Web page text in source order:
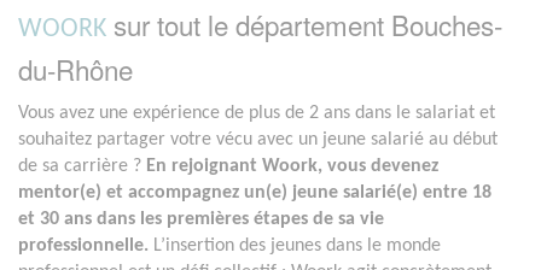
WOORK sur tout le département Bouches-
du-Rhône
Vous avez une expérience de plus de 2 ans dans le salariat et
souhaitez partager votre vécu avec un jeune salarié au début
de sa carrière ? En rejoignant Woork, vous devenez
mentor(e) et accompagnez un(e) jeune salarié(e) entre 18
et 30 ans dans les premières étapes de sa vie
professionnelle. L’insertion des jeunes dans le monde